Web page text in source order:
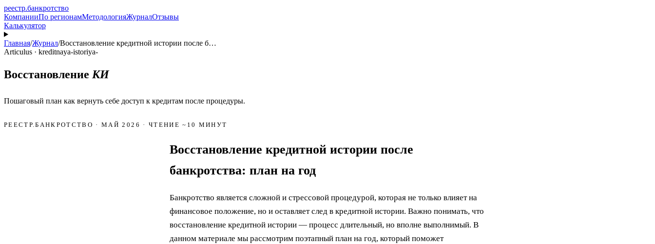
реестр.банкротство
КомпанииПо регионамМетодологияЖурналОтзывы
Калькулятор
Главная/Журнал/Восстановление кредитной истории после б…
Articulus · kreditnaya-istoriya-
Восстановление КИ
Пошаговый план как вернуть себе доступ к кредитам после процедуры.
РЕЕСТР.БАНКРОТСТВО · МАЙ 2026 · ЧТЕНИЕ ~10 МИНУТ
Восстановление кредитной истории после
банкротства: план на год
Банкротство является сложной и стрессовой процедурой, которая не только влияет на
финансовое положение, но и оставляет след в кредитной истории. Важно понимать, что
восстановление кредитной истории — процесс длительный, но вполне выполнимый. В
данном материале мы рассмотрим поэтапный план на год, который поможет